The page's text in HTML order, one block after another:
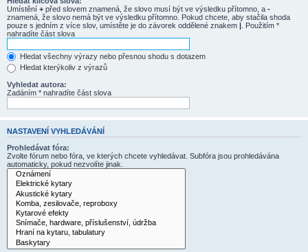
Umístění + před slovem znamená, že slovo musí být ve výsledku přítomno, a -
znamená, že slovo nemá být ve výsledku přítomno. Pokud chcete, aby stačila shoda
pouze s jedním z více slov, umístěte je do závorek oddělené znakem | . Použitím *
nahradíte část slova
Hledat všechny výrazy nebo přesnou shodu s dotazem
Hledat kterýkoliv z výrazů
Vyhledat autora:
Zadáním * nahradíte část slova
NASTAVENÍ VYHLEDÁVÁNÍ
Prohledávat fóra:
Zvolte fórum nebo fóra, ve kterých chcete vyhledávat. Subfóra jsou prohledávána
automaticky, pokud nezvolíte jinak.